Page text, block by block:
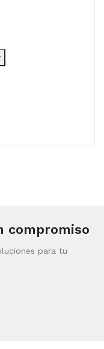
compromiso
para tu